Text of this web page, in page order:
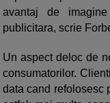
avantaj de
publicitara, scrie
Un aspect deloc de
consumatorilor.
data cand refolosesc